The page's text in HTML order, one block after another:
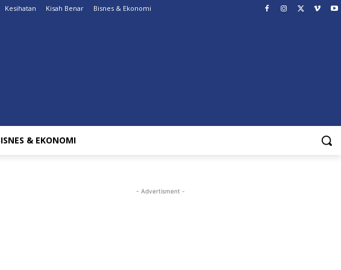
Kesihatan Kisah Benar Bisnes & Ekonomi
& EKONOMI
- Advertisment -